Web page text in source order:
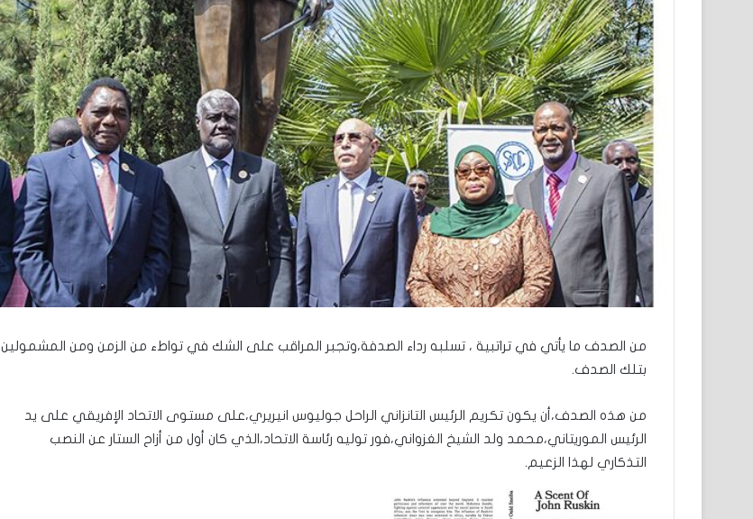
من الصدف ما يأتي في تراتبية ، تسلبه رداء الصدفة،وتجبر المراقب على الشك في تواطء من الزمن ومن المشمولين
بتلك الصدف.
من هذه الصدف،أن يكون تكريم الرئيس التانزاني الراحل جوليوس انيريري،على مستوى الاتحاد الإفريقي على يد
الرئيس الموريتاني،محمد ولد الشيخ الغزواني،فور توليه رئاسة الاتحاد،الذي كان أول من أزاح الستار عن النصب
التذكاري لهذا الزعيم.